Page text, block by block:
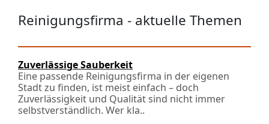
Reinigungsfirma - aktuelle Themen
Zuverlässige Sauberkeit
Eine passende Reinigungsfirma in der eigenen
Stadt zu finden, ist meist einfach – doch
Zuverlässigkeit und Qualität sind nicht immer
selbstverständlich. Wer kla..